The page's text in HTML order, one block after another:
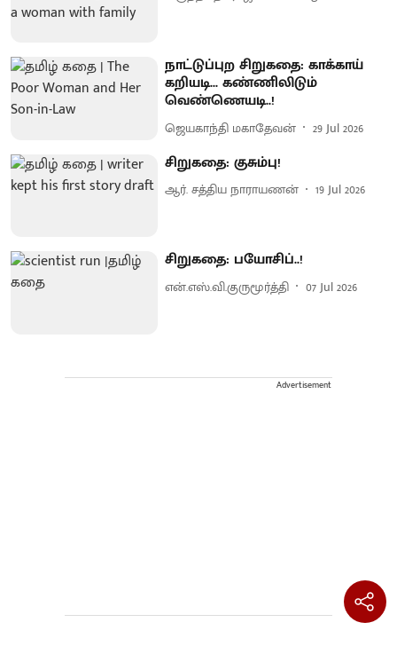
நாட்டுப்புற சிறுகதை: காக்காய்
கறியடி... கண்ணிலிடும்
வெண்ணெயடி..!
ஜெயகாந்தி மகாதேவன் 29 Jul 2026
சிறுகதை: குசும்பு!
ஆர். சத்திய நாராயணன் 19 Jul 2026
சிறுகதை: பயோசிப்..!
என்.எஸ்.வி.குருமூர்த்தி 07 Jul 2026
Advertisement